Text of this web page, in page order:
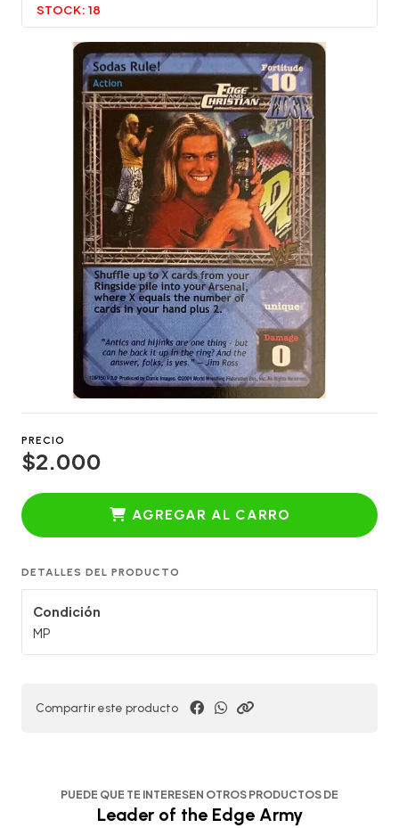
STOCK: 18
PRECIO
$2.000
AGREGAR AL CARRO
DETALLES DEL PRODUCTO
Condición
MP
Compartir este producto
PUEDE QUE TE INTERESEN OTROS PRODUCTOS DE
Leader of the Edge Army